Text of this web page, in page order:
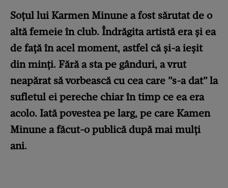
Soțul lui Karmen Minune a fost sărutat de o
altă femeie în club. Îndrăgita artistă era și ea
de față în acel moment, astfel că și-a ieșit
din minți. Fără a sta pe gânduri, a vrut
neapărat să vorbească cu cea care ”s-a dat” la
sufletul ei pereche chiar în timp ce ea era
acolo. Iată povestea pe larg, pe care Kamen
Minune a făcut-o publică după mai mulți
ani.